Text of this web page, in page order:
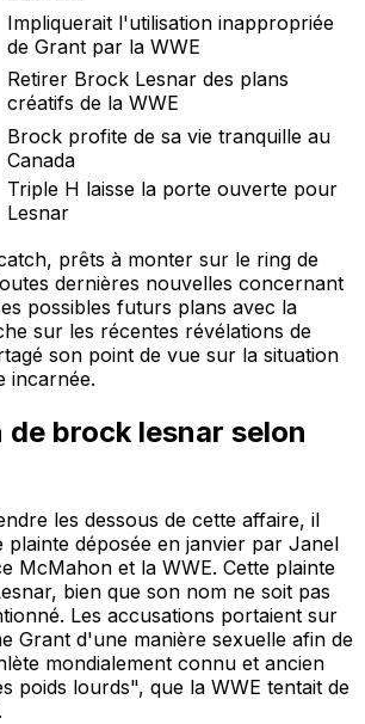
Impliquerait l'utilisation inappropriée
de Grant par la WWE
Retirer Brock Lesnar des plans
créatifs de la WWE
Brock profite de sa vie tranquille au
Canada
Triple H laisse la porte ouverte pour
Lesnar
prêts à monter sur le ring de
dernières nouvelles concernant
possibles futurs plans avec la
sur les récentes révélations de
son point de vue sur la situation
incarnée.
brock lesnar selon
les dessous de cette affaire, il
déposée en janvier par Janel
McMahon et la WWE. Cette plainte
bien que son nom ne soit pas
Les accusations portaient sur
Grant d'une manière sexuelle afin de
mondialement connu et ancien
poids lourds", que la WWE tentait de